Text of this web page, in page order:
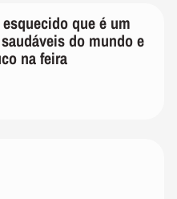
que é um
do mundo e
na feira